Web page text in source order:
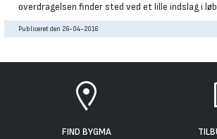
overdragelsen finder sted ved et lille indslag i
Publiceret den 26-04-2016
FIND BYGMA